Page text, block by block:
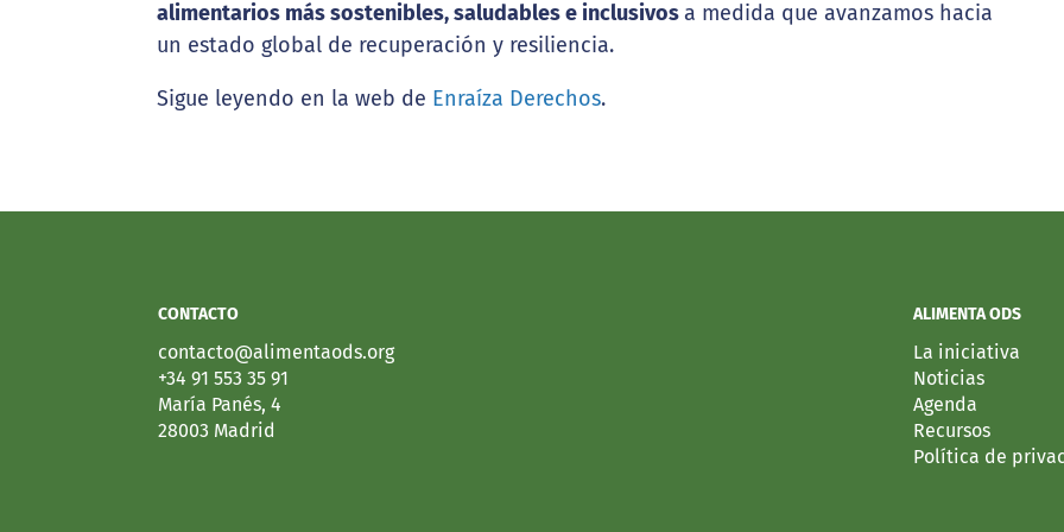
alimentarios más sostenibles, saludables e inclusivosa medida que avanzamos hacia
un estado global de recuperación y resiliencia.
Sigue leyendo en la web de Enraíza Derechos.
CONTACTO
contacto@alimentaods.org
+34 91 553 35 91
María Panés, 4
28003 Madrid
ALIMENTA ODS
La iniciativa
Noticias
Agenda
Recursos
Política de